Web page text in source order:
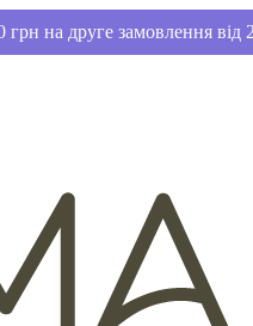
грн на друге замовлення від